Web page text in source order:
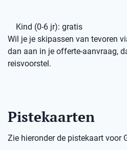
Kind (0-6 jr): gratis
Wil je je skipassen van tevoren
dan aan in je offerte-aanvraag,
reisvoorstel.
Pistekaarten
Zie hieronder de pistekaart voor